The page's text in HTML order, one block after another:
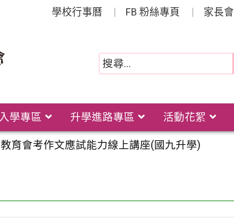
學校行事曆 FB 粉絲專頁 家長會
學專區 升學進路專區 活動花絮
育會考作文應試能力線上講座(國九升學)